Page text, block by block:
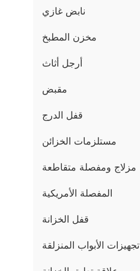
نابض غازي
مخزن المطبخ
أرجل أثاث
مقبض
قفل الدرج
مستلزمات الخزائن
مزلاج ومفصلة متقاطعة
المفصلة الأمريكية
قفل الخزانة
تجهيزات الأبواب المنزلقة